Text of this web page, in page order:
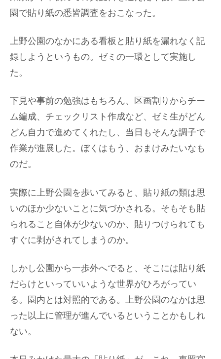
園で貼り紙の悉皆調査をおこなった。
上野公園のなかにある看板と貼り紙を漏れなく記
録しようというもの。ゼミの一環として実施し
た。
下見や事前の勉強はもちろん、区画割りからチー
ム編成、チェックリスト作成など、ゼミ生がどん
どん自力で進めてくれたし、当日もそんな調子で
作業が進展した。ぼくはもう、おまけみたいなも
のだ。
実際に上野公園を歩いてみると、貼り紙の類は思
いのほか少ないことに気づかされる。そもそも貼
られること自体が少ないのか、貼りつけられても
すぐに剥がされてしまうのか。
しかし公園から一歩外へでると、そこには貼り紙
だらけといっていいような世界がひろがってい
る。園内とは対照的である。上野公園のなかは思
った以上に管理が進んでいるということかもしれ
ない。